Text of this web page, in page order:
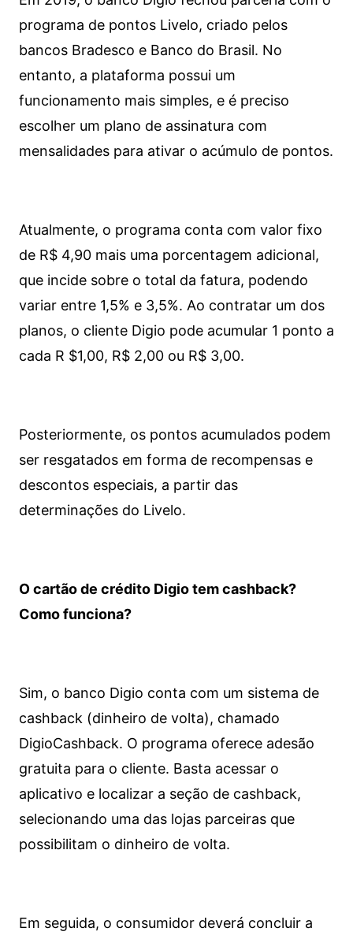
programa de pontos Livelo, criado pelos
bancos Bradesco e Banco do Brasil. No
entanto, a plataforma possui um
funcionamento mais simples, e é preciso
escolher um plano de assinatura com
mensalidades para ativar o acúmulo de pontos.
Atualmente, o programa conta com valor fixo
de R$ 4,90 mais uma porcentagem adicional,
que incide sobre o total da fatura, podendo
variar entre 1,5% e 3,5%. Ao contratar um dos
planos, o cliente Digio pode acumular 1 ponto a
cada R $1,00, R$ 2,00 ou R$ 3,00.
Posteriormente, os pontos acumulados podem
ser resgatados em forma de recompensas e
descontos especiais, a partir das
determinações do Livelo.
O cartão de crédito Digio tem cashback?
Como funciona?
Sim, o banco Digio conta com um sistema de
cashback (dinheiro de volta), chamado
DigioCashback. O programa oferece adesão
gratuita para o cliente. Basta acessar o
aplicativo e localizar a seção de cashback,
selecionando uma das lojas parceiras que
possibilitam o dinheiro de volta.
Em seguida, o consumidor deverá concluir a